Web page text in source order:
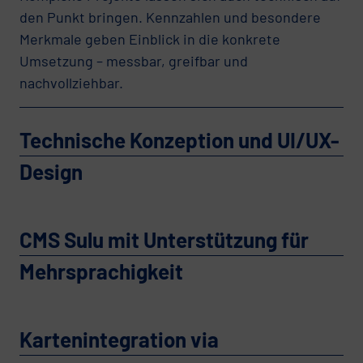
den Punkt bringen. Kennzahlen und besondere
Merkmale geben Einblick in die konkrete
Umsetzung – messbar, greifbar und
nachvollziehbar.
Technische Konzeption und UI/UX-
Design
CMS Sulu mit Unterstützung für
Mehrsprachigkeit
Kartenintegration via